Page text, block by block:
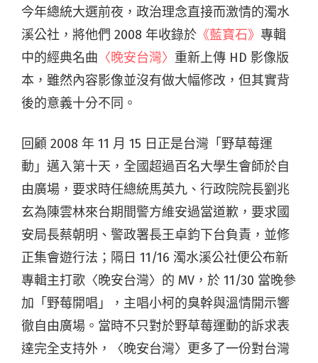
今年總統大選前夜，政治理念直接而激情的濁水
溪公社，將他們 2008 年收錄於 《藍寶石》 專輯
中的經典名曲 〈晚安台灣〉 重新上傳 HD 影像版
本，雖然內容影像並沒有做大幅修改，但其實背
後的意義十分不同。
回顧 2008 年 11 月 15 日正是台灣「野草莓運
動」邁入第十天，全國超過百名大學生會師於自
由廣場，要求時任總統馬英九、行政院院長劉兆
玄為陳雲林來台期間警方維安過當道歉，要求國
安局長蔡朝明、警政署長王卓鈞下台負責，並修
正集會遊行法；隔日 11/16 濁水溪公社便公布新
專輯主打歌〈晚安台灣〉的 MV，於 11/30 當晚參
加「野莓開唱」，主唱小柯的臭幹與溫情開示響
徹自由廣場。當時不只對於野草莓運動的訴求表
達完全支持外，〈晚安台灣〉更多了一份對台灣